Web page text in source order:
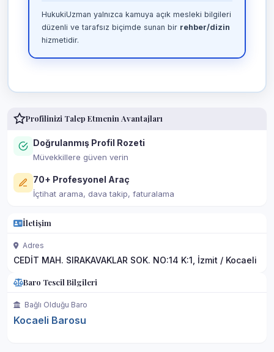
HukukiUzman yalnızca kamuya açık mesleki bilgileri
düzenli ve tarafsız biçimde sunan bir rehber/dizin
hizmetidir.
Profilinizi Talep Etmenin Avantajları
Doğrulanmış Profil Rozeti
Müvekkillere güven verin
70+ Profesyonel Araç
İçtihat arama, dava takip, faturalama
İletişim
Adres
CEDİT MAH. SIRAKAVAKLAR SOK. NO:14 K:1, İzmit / Kocaeli
Baro Tescil Bilgileri
Bağlı Olduğu Baro
Kocaeli Barosu